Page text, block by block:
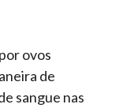
ovos
de
sangue nas